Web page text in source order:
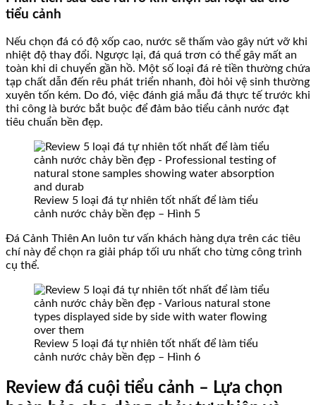
tiểu cảnh
Nếu chọn đá có độ xốp cao, nước sẽ thấm vào gây nứt vỡ khi
nhiệt độ thay đổi. Ngược lại, đá quá trơn có thể gây mất an
toàn khi di chuyển gần hồ. Một số loại đá rẻ tiền thường chứa
tạp chất dẫn đến rêu phát triển nhanh, đòi hỏi vệ sinh thường
xuyên tốn kém. Do đó, việc đánh giá mẫu đá thực tế trước khi
thi công là bước bắt buộc để đảm bảo tiểu cảnh nước đạt
tiêu chuẩn bền đẹp.
Review 5 loại đá tự nhiên tốt nhất để làm tiểu
cảnh nước chảy bền đẹp – Hình 5
Đá Cảnh Thiên An luôn tư vấn khách hàng dựa trên các tiêu
chí này để chọn ra giải pháp tối ưu nhất cho từng công trình
cụ thể.
Review 5 loại đá tự nhiên tốt nhất để làm tiểu
cảnh nước chảy bền đẹp – Hình 6
Review đá cuội tiểu cảnh – Lựa chọn